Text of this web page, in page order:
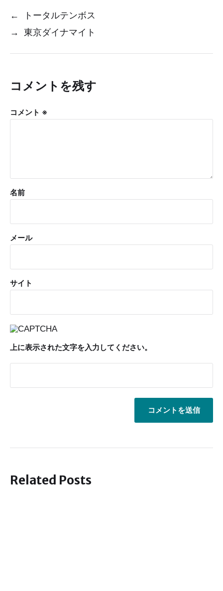
←
トータルテンボス
→
東京ダイナマイト
コメントを残す
コメント ※
名前
メール
サイト
上に表示された文字を入力してください。
Related Posts